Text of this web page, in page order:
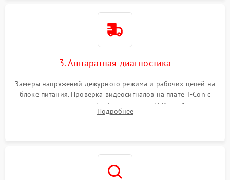
3. Аппаратная диагностика
Замеры напряжений дежурного режима и рабочих цепей на
блоке питания. Проверка видеосигналов на плате T-Con с
помощью осциллографа. Тестирование LED-драйвера и
светодиодных планок подсветки мультиметром.
Подробнее